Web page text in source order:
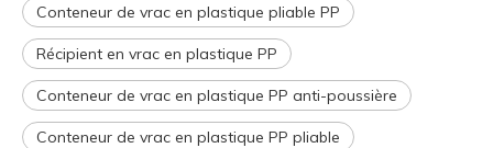
Conteneur de vrac en plastique pliable PP
Récipient en vrac en plastique PP
Conteneur de vrac en plastique PP anti-poussière
Conteneur de vrac en plastique PP pliable